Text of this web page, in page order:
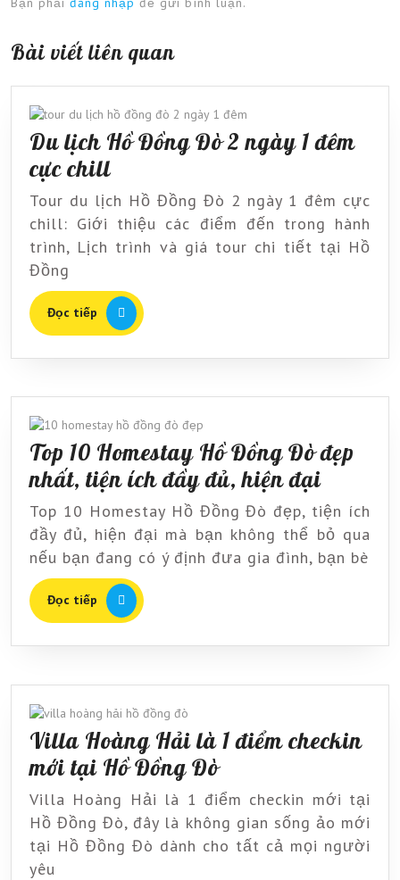
Bài viết liên quan
Du lịch Hồ Đồng Đò 2 ngày 1 đêm
cực chillDu
lịch
Hồ
Đồng
2
ngày
1
chill
Tour du lịch Hồ Đồng Đò 2 ngày 1 đêm cực
chill: Giới thiệu các điểm đến trong hành
trình, Lịch trình và giá tour chi tiết tại Hồ
Đồng
Đọc tiếp
Đọc
tiếp
Top 10 Homestay Hồ Đồng Đò đẹp
nhất, tiện ích đầy đủ, hiện đạiTop
10
Hồ
đẹp
tiện
đầy
hiện
đại
Top 10 Homestay Hồ Đồng Đò đẹp, tiện ích
đầy đủ, hiện đại mà bạn không thể bỏ qua
nếu bạn đang có ý định đưa gia đình, bạn bè
Đọc tiếp
Đọc
tiếp
Villa Hoàng Hải là 1 điểm checkin
mới tại Hồ Đồng ĐòVilla
Hoàng
Hải
là
Villa Hoàng Hải là 1 điểm checkin mới tại
Hồ Đồng Đò, đây là không gian sống ảo mới
tại Hồ Đồng Đò dành cho tất cả mọi người
yêu